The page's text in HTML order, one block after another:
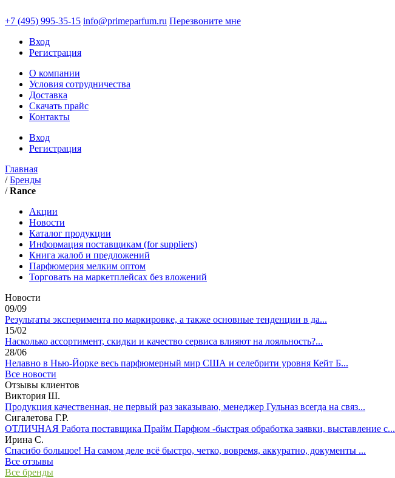
+7 (495) 995-35-15 info@primeparfum.ru Перезвоните мне
Вход
Регистрация
О компании
Условия сотрудничества
Доставка
Скачать прайс
Контакты
Вход
Регистрация
Главная
/Бренды
/Rance
Акции
Новости
Каталог продукции
Информация поставщикам (for suppliers)
Книга жалоб и предложений
Парфюмерия мелким оптом
Торговать на маркетплейсах без вложений
Новости
09/09
Результаты эксперимента по маркировке, а также основные тенденции в да...
15/02
Насколько ассортимент, скидки и качество сервиса влияют на лояльность?...
28/06
Нелавно в Нью-Йорке весь парфюмерный мир США и селебрити уровня Кейт Б...
Все новости
Отзывы клиентов
Виктория Ш.
Продукция качественная, не первый раз заказываю, менеджер Гульназ всегда на связ...
Сигалетова Г.Р.
ОТЛИЧНАЯ Работа поставщика Прайм Парфюм -быстрая обработка заявки, выставление с...
Ирина С.
Спасибо большое! На самом деле всё быстро, четко, вовремя, аккуратно, документы ...
Все отзывы
Все бренды